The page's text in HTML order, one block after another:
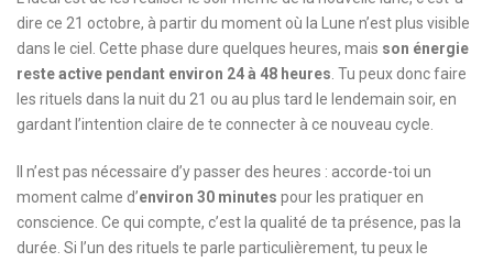
dire ce 21 octobre, à partir du moment où la Lune n’est plus visible
dans le ciel. Cette phase dure quelques heures, mais son énergie
reste active pendant environ 24 à 48 heures . Tu peux donc faire
les rituels dans la nuit du 21 ou au plus tard le lendemain soir, en
gardant l’intention claire de te connecter à ce nouveau cycle.
Il n’est pas nécessaire d’y passer des heures : accorde-toi un
moment calme d’environ 30 minutes pour les pratiquer en
conscience. Ce qui compte, c’est la qualité de ta présence, pas la
durée. Si l’un des rituels te parle particulièrement, tu peux le